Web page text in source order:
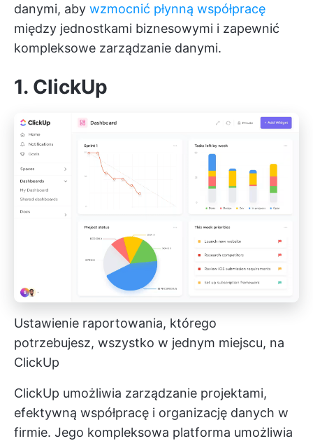
danymi, aby wzmocnić płynną współpracę
między jednostkami biznesowymi i zapewnić
kompleksowe zarządzanie danymi.
1. ClickUp
Ustawienie raportowania, którego
potrzebujesz, wszystko w jednym miejscu, na
ClickUp
ClickUp umożliwia zarządzanie projektami,
efektywną współpracę i organizację danych w
firmie. Jego kompleksowa platforma umożliwia